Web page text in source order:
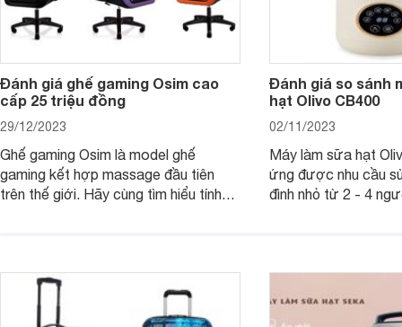
Đánh giá ghế gaming Osim cao
cấp 25 triệu đồng
29/12/2023
Ghế gaming Osim là model ghế
gaming kết hợp massage đầu tiên
trên thế giới. Hãy cùng tìm hiểu tính
Đánh giá so sánh
hạt Olivo CB400
02/11/2023
Máy làm sữa hạt
ứng được nhu cầu
đình nhỏ từ 2 - 4